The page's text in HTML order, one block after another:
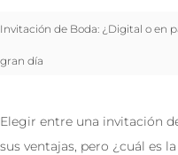
Invitación de Boda: ¿Digital o en
gran día
Elegir entre una invitación
sus ventajas, pero ¿cuál es